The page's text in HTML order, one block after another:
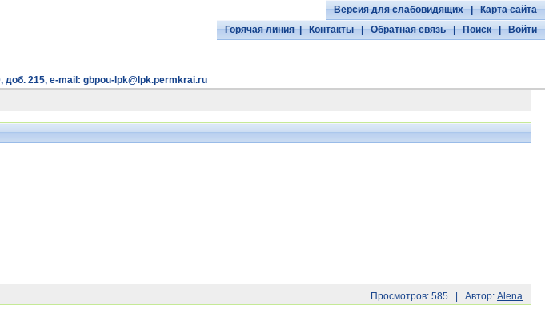
Версия для слабовидящих|Карта сайта
Горячая линия|Контакты|Обратная связь|Поиск|Войти
доб. 215, e-mail: gbpou-lpk@lpk.permkrai.ru
Просмотров: 585 | Автор: Alena